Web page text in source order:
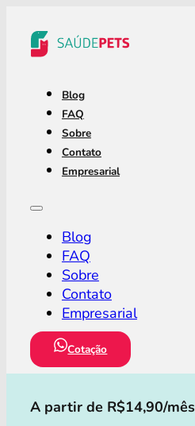
Blog
FAQ
Sobre
Contato
Empresarial
Blog
FAQ
Sobre
Contato
Empresarial
Cotação
A partir de R$14,90/mês